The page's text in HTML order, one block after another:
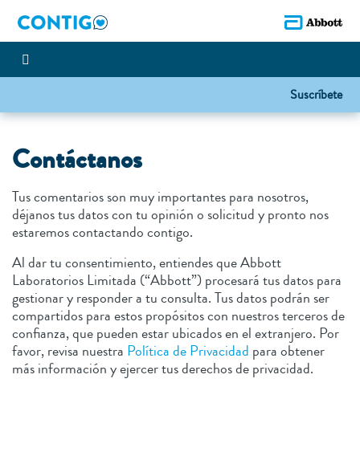
Suscríbete
Contáctanos
Tus comentarios son muy importantes para nosotros,
déjanos tus datos con tu opinión o solicitud y pronto nos
estaremos contactando contigo.
Al dar tu consentimiento, entiendes que Abbott
Laboratorios Limitada (“Abbott”) procesará tus datos para
gestionar y responder a tu consulta. Tus datos podrán ser
compartidos para estos propósitos con nuestros terceros de
confianza, que pueden estar ubicados en el extranjero. Por
favor, revisa nuestra Política de Privacidad para obtener
más información y ejercer tus derechos de privacidad.